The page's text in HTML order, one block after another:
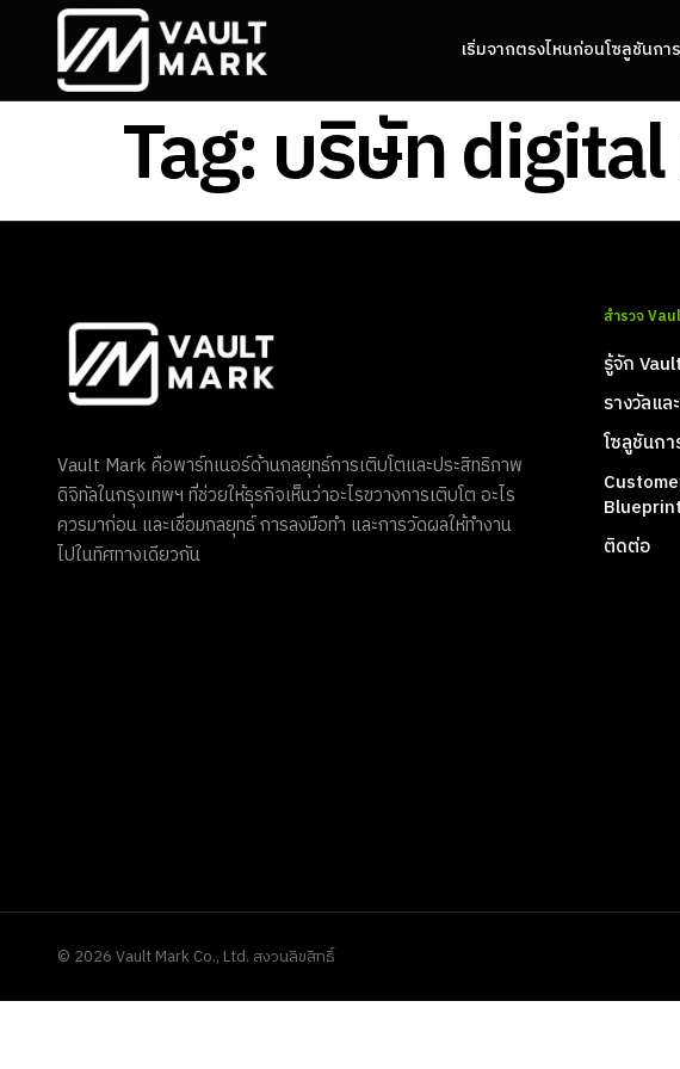
เริ่มจากตรงไหนก่อนโซลูชันกา
Tag:บริษัท
Vault Mark คือพาร์ทเนอร์ด้านกลยุทธ์การเติบโตและประสิทธิภาพ
ดิจิทัลในกรุงเทพฯ ที่ช่วยให้ธุรกิจเห็นว่าอะไรขวางการเติบโต อะไร
ควรมาก่อน และเชื่อมกลยุทธ์ การลงมือทำ และการวัดผลให้ทำงาน
ไปในทิศทางเดียวกัน
สำรวจ
รู้จัก
รางวัลแ
โซลูชันกา
Blueprint
ติดต่อ
© 2026Vault Mark Co., Ltd. สงวนลิขสิทธิ์